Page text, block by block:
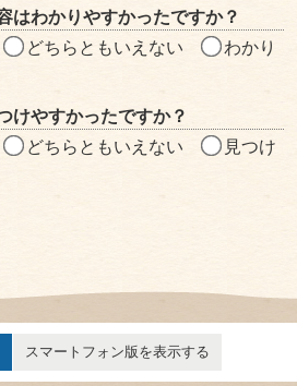
はわかりやすかったですか？
どちらともいえない
わかり
けやすかったですか？
どちらともいえない
見つけ
スマートフォン版を表示する